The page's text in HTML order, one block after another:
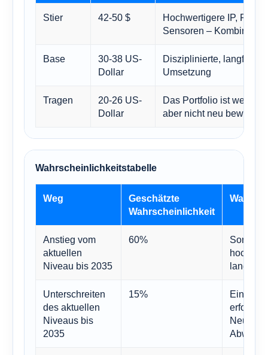
Stier 42-50 $
Hochwertigere IP,
Sensoren – Kombination
Base
30-38 US-
Dollar
Disziplinierte,
Umsetzung
Tragen
20-26 US-
Dollar
Das Portfolio ist
aber nicht neu
Wahrscheinlichkeitstabelle
Weg
Geschätzte
Wahrscheinlichkeit
Warum
Anstieg vom
aktuellen
Niveau bis 2035
60%
Sony
Unterschreiten
des aktuellen
Niveaus bis
2035
15%
Ein